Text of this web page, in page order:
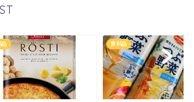
食料品